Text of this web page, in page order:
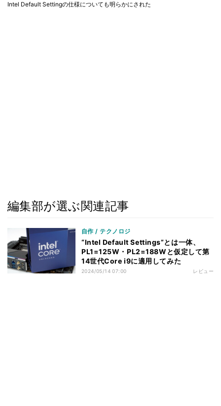
Intel Default Settingの仕様についても明らかにされた
編集部が選ぶ関連記事
自作 / テクノロジ
“Intel Default Settings”とは一体、
PL1=125W・PL2=188Wと仮定して第
14世代Core i9に適用してみた
2024/05/14 07:00 レビュー